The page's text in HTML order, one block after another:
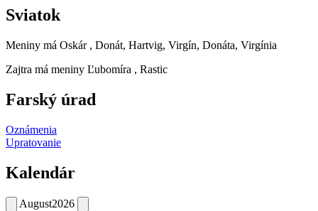
Sviatok
Meniny má Oskár , Donát, Hartvig, Virgín, Donáta, Virgínia
Zajtra má meniny Ľubomíra , Rastic
Farský úrad
Oznámenia
Upratovanie
Kalendár
August2026